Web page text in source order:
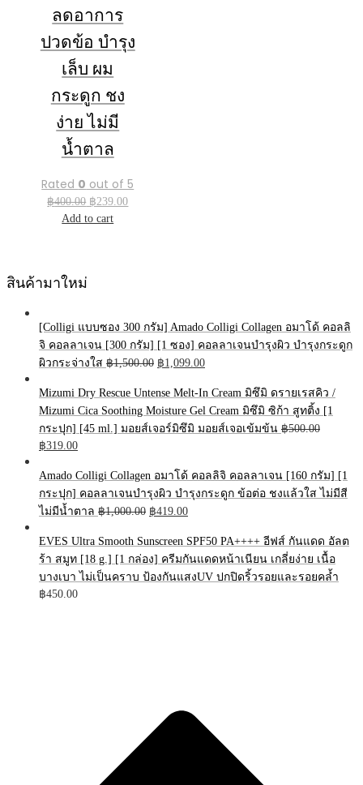
ลดอาการ
ปวดข้อ บำรุง
เล็บ ผม
กระดูก ชง
ง่าย ไม่มี
น้ำตาล
Rated 0 out of 5
฿400.00 Original
price
฿239.00Current
Add to cart
สินค้ามาใหม่
[Colligi แบบซอง 300 กรัม] Amado Colligi Collagen อมาโด้ คอลลิ
จิ คอลลาเจน [300 กรัม] [1 ซอง] คอลลาเจนบำรุงผิว บำรุงกระดูก
ผิวกระจ่างใส ฿1,500.00 Original
was:
฿1,500.00.
฿1,099.00Current
is:
฿1,099.00.
Mizumi Dry Rescue Untense Melt-In Cream มิซึมิ ดรายเรสคิว /
Mizumi Cica Soothing Moisture Gel Cream มิซึมิ ซิก้า สูทติ้ง [1
กระปุก] [45 ml.] มอยส์เจอร์มิซึมิ มอยส์เจอเข้มข้น ฿500.00
Original
was:
฿500.00.
฿319.00Current
is:
฿319.00.
Amado Colligi Collagen อมาโด้ คอลลิจิ คอลลาเจน [160 กรัม] [1
กระปุก] คอลลาเจนบำรุงผิว บำรุงกระดูก ข้อต่อ ชงแล้วใส ไม่มีสี
ไม่มีน้ำตาล ฿1,000.00 Original
was:
฿1,000.00.
฿419.00Current
is:
฿419.00.
EVES Ultra Smooth Sunscreen SPF50 PA++++ อีฟส์ กันแดด อัลต
ร้า สมูท [18 g.] [1 กล่อง] ครีมกันแดดหน้าเนียน เกลี่ยง่าย เนื้อ
บางเบา ไม่เป็นคราบ ป้องกันแสงUV ปกปิดริ้วรอยและรอยคล้ำ
฿450.00